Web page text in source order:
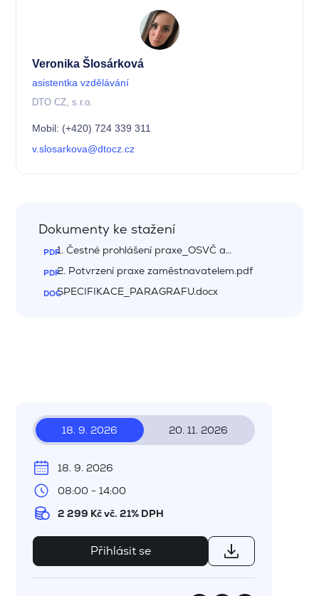
Veronika Šlosárková
asistentka vzdělávání
DTO CZ, s.r.o.
Mobil: (+420) 724 339 311
v.slosarkova@dtocz.cz
Dokumenty ke stažení
1. Čestné prohlášení praxe_OSVČ a
nezaměstnané osoby.pdf
2. Potvrzení praxe zaměstnavatelem.pdf
SPECIFIKACE_PARAGRAFU.docx
18. 9. 2026 20. 11. 2026
18. 9. 2026
08:00 - 14:00
2 299 Kč vč. 21% DPH
Přihlásit se